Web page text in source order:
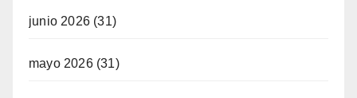
junio 2026 (31)
mayo 2026(31)